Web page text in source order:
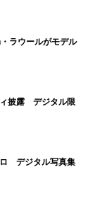
ラウールがモデル
ィ披露 デジタル限
ロ デジタル写真集